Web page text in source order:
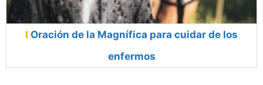
Oración de la Magnífica para cuidar de los
enfermos